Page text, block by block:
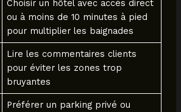
Choisir un hôtel avec accès direct
ou à moins de 10 minutes à pied
pour multiplier les baignades
Lire les commentaires clients
pour éviter les zones trop
bruyantes
Préférer un parking privé ou